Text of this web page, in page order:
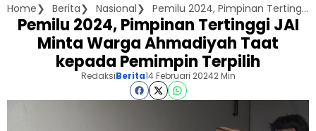
Home Berita Nasional Pemilu 2024, Pimpinan Tertinggi JAI Minta Warga Ahmadiyah Taat kepada Pemimpin Terpilih
Pemilu 2024, Pimpinan Tertinggi JAI
Minta Warga Ahmadiyah Taat
kepada Pemimpin Terpilih
RedaksiBerita14 Februari 20242 Min